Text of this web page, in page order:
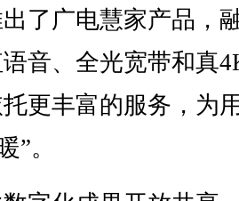
了广电慧家产品，
音、全光宽带和真
更丰富的服务，为
”。